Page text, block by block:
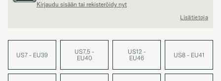
Kirjaudu sisään tai rekisteröidy nyt
Lisätietoja
US7 - EU39
US7,5 -
EU40
US12 -
EU46
US8 - EU41